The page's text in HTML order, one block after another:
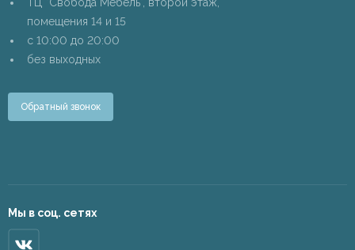
помещения 14 и 15
c 10:00 до 20:00
без выходных
Обратный звонок
Мы в соц. сетях